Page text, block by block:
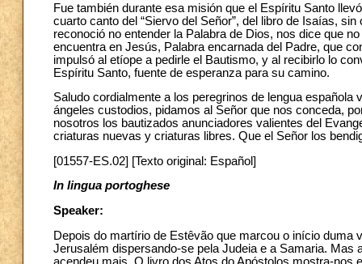
Fue también durante esa misión que el Espíritu Santo
cuarto canto del “Siervo del Señor”, del libro de Isaías,
reconoció no entender la Palabra de Dios, nos dice que
encuentra en Jesús, Palabra encarnada del Padre, que
impulsó al etíope a pedirle el Bautismo, y al recibirlo lo
Espíritu Santo, fuente de esperanza para su camino.
Saludo cordialmente a los peregrinos de lengua
ángeles custodios, pidamos al Señor que nos conceda,
nosotros los bautizados anunciadores valientes del
criaturas nuevas y criaturas libres. Que el Señor los
[01557-ES.02] [Texto original: Español]
In lingua portoghese
Speaker:
Depois do martírio de Estêvão que marcou o início
Jerusalém dispersando-se pela Judeia e a Samaria. Mas
acendeu mais. O livro dos Atos do Apóstolos mostra-